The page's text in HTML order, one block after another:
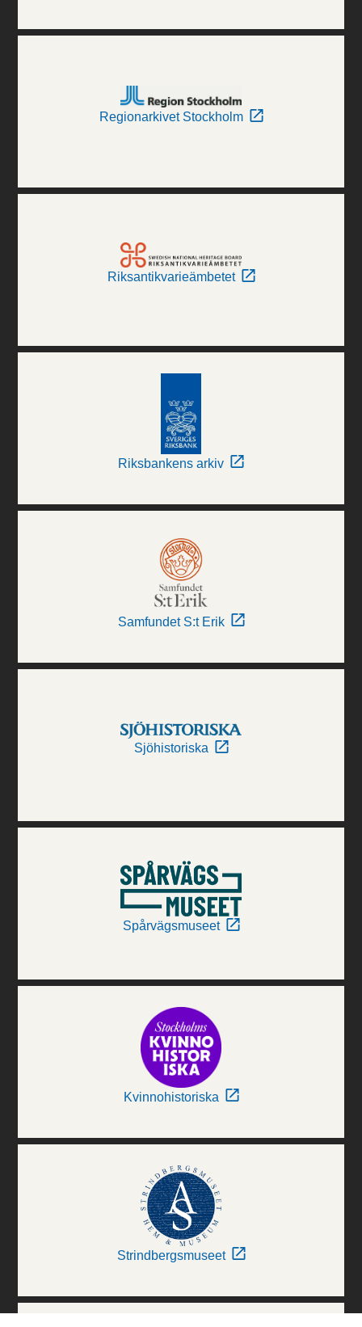
Regionarkivet Stockholm
Riksantikvarieämbetet
Riksbankens arkiv
Samfundet S:t Erik
Sjöhistoriska
Spårvägsmuseet
Kvinnohistoriska
Strindbergsmuseet